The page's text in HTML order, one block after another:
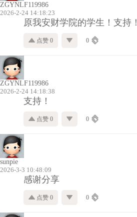
ZGYNLF119986
2026-2-24 14:18:23
原我安财学院的学生！支持！
点赞 0 0
ZGYNLF119986
2026-2-24 14:18:38
支持！
点赞 0 0
sunpie
2026-3-3 10:48:09
感谢分享
点赞 0 0